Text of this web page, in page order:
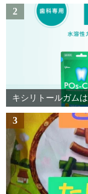
2
キシリトールガム
3